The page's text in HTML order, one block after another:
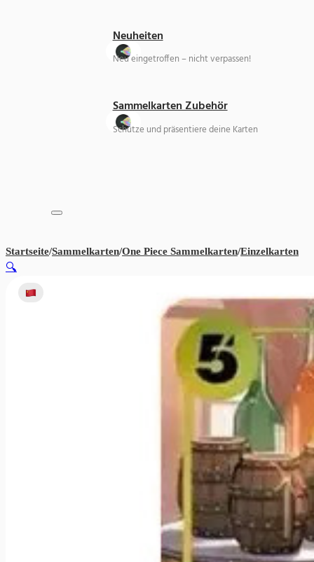
Neuheiten
Neu eingetroffen – nicht verpassen!
Sammelkarten Zubehör
Schütze und präsentiere deine Karten
Startseite/Sammelkarten/One Piece Sammelkarten/Einzelkarten
🔍